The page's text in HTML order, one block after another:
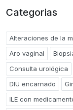
Categorias
Alteraciones de la
Aro vaginal
Consulta urológica
DIU encarnado
ILE con